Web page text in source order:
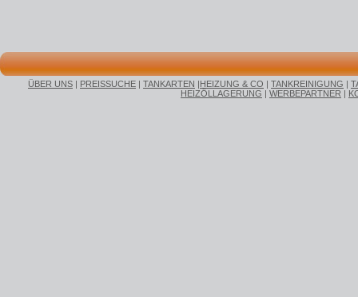
ÜBER UNS | PREISSUCHE | TANKARTEN |HEIZUNG & CO | TANKREINIGUNG |
HEIZÖLLAGERUNG | WERBEPARTNER |